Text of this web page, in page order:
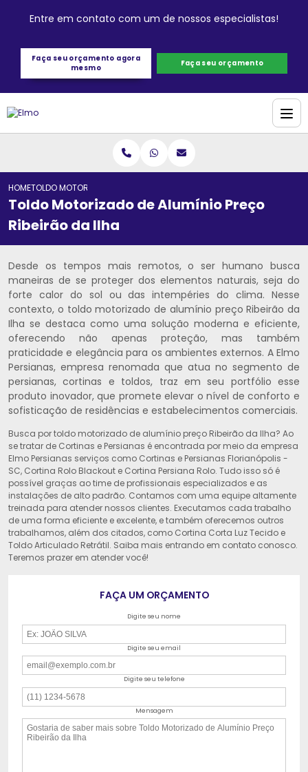
Entre em contato com um de nossos especialistas!
Faça seu orçamento agora
mesmo
Faça seu orçamento
HOMETOLDO MOTORIZADO DE ALUMÍNIO PREÇO RIBEIRÃO DA ILHA
Toldo Motorizado de Alumínio Preço
Ribeirão da Ilha
Desde os tempos mais remotos, o ser humano busca
maneiras de se proteger dos elementos naturais, seja do
forte calor do sol ou das intempéries do clima. Nesse
contexto, o toldo motorizado de alumínio preço Ribeirão da
Ilha se destaca como uma solução moderna e eficiente,
oferecendo não apenas proteção, mas também
praticidade e elegância para os ambientes externos. A Elmo
Persianas, empresa renomada que atua no segmento de
persianas, cortinas e toldos, traz em seu portfólio esse
produto inovador, que promete elevar o nível de conforto e
sofisticação de residências e estabelecimentos comerciais.
Busca por toldo motorizado de alumínio preço Ribeirão da Ilha? Ao
se tratar de Cortinas e Persianas é encontrada por meio da empresa
Elmo Persianas serviços como Cortinas e Persianas Florianópolis -
SC, Cortina Rolo Blackout e Cortina Persiana Rolo. Tudo isso só é
possível graças ao time de profissionais especializados e as
instalações de alto padrão. Contamos com uma equipe altamente
treinada para atender nossos clientes. Executamos cada trabalho
de uma forma eficiente e excelente, e também oferecemos outros
trabalhamos, além dos citados, como Cortina Corta Luz Tecido e
Toldo Articulado Retrátil. Saiba mais entrando em contato conosco.
Teremos prazer em atender você!
FAÇA UM ORÇAMENTO
Digite seu nome
Digite seu email
Digite seu telefone
Mensagem